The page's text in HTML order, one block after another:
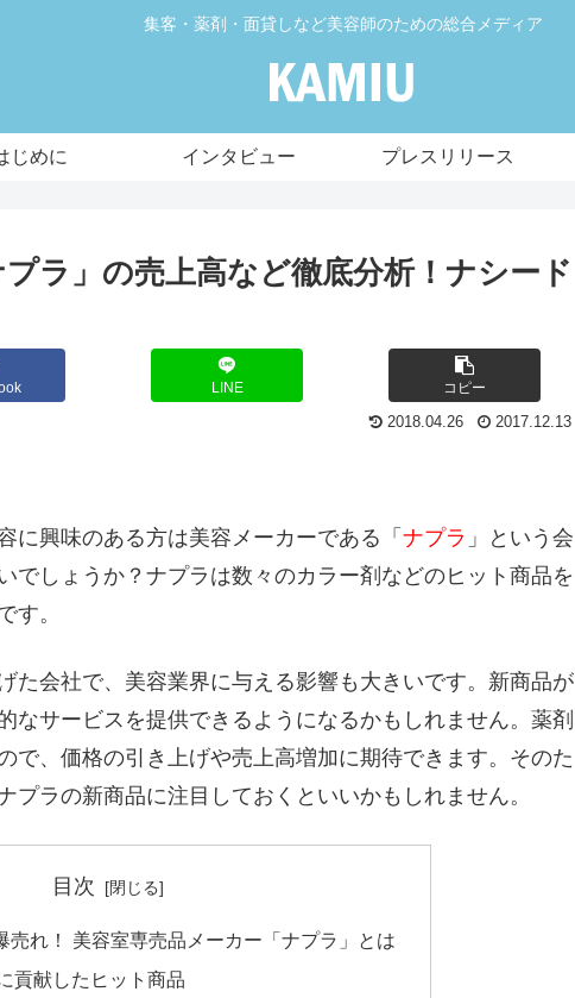
集客・薬剤・面貸しなど美容師のための総合メディア
じめに インタビュー プレスリリース
ラ」の売上高など徹底分析！ナシード
LINE コピー
2018.04.26 2017.12.13
に興味のある方は美容メーカーである「 ナプラ 」という会
でしょうか？ナプラは数々のカラー剤などのヒット商品を
す。
た会社で、美容業界に与える影響も大きいです。新商品が
なサービスを提供できるようになるかもしれません。薬剤
で、価格の引き上げや売上高増加に期待できます。そのた
ラの新商品に注目しておくといいかもしれません。
目次
売れ！ 美容室専売品メーカー「ナプラ」とは
貢献したヒット商品